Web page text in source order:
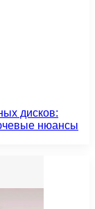
дисков:
нюансы